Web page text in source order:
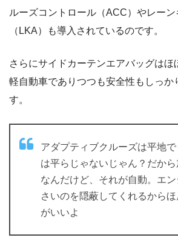
ルーズコントロール（ACC）やレーン
（LKA）も導入されているのです。
さらにサイドカーテンエアバッグはほ
軽自動車でありつつも安全性もしっか
す。
アダプティブクルーズは平地
は平らじゃないじゃん？だか
なんだけど、それが自動。エ
さいのを隠蔽してくれるから
がいいよ